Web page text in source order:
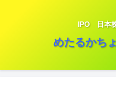
IPO 日本
めたるかち